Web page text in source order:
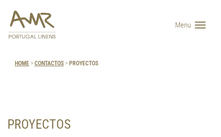
Menu
HOME>CONTACTOS>PROYECTOS
PROYECTOS